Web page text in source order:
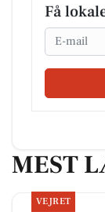
Få
Email
MEST
VEJRET